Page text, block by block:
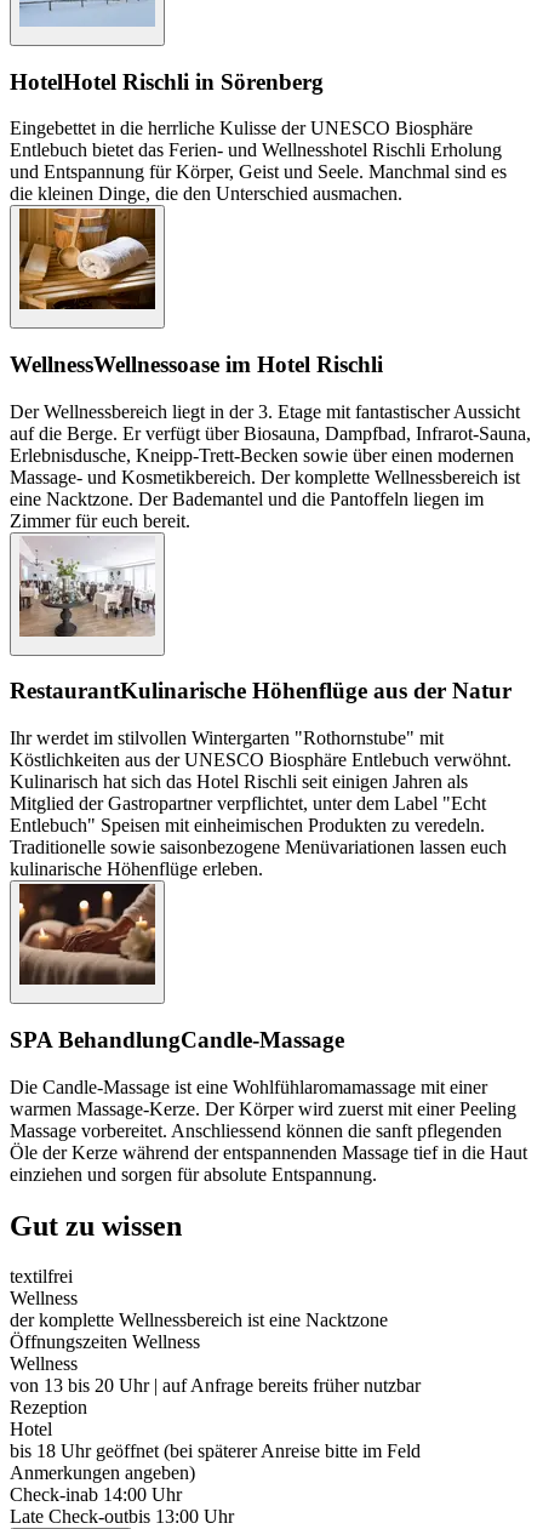
HotelHotel Rischli in Sörenberg
Eingebettet in die herrliche Kulisse der UNESCO Biosphäre
Entlebuch bietet das Ferien- und Wellnesshotel Rischli Erholung
und Entspannung für Körper, Geist und Seele. Manchmal sind es
die kleinen Dinge, die den Unterschied ausmachen.
WellnessWellnessoase im Hotel Rischli
Der Wellnessbereich liegt in der 3. Etage mit fantastischer Aussicht
auf die Berge. Er verfügt über Biosauna, Dampfbad, Infrarot-Sauna,
Erlebnisdusche, Kneipp-Trett-Becken sowie über einen modernen
Massage- und Kosmetikbereich. Der komplette Wellnessbereich ist
eine Nacktzone. Der Bademantel und die Pantoffeln liegen im
Zimmer für euch bereit.
RestaurantKulinarische Höhenflüge aus der Natur
Ihr werdet im stilvollen Wintergarten "Rothornstube" mit
Köstlichkeiten aus der UNESCO Biosphäre Entlebuch verwöhnt.
Kulinarisch hat sich das Hotel Rischli seit einigen Jahren als
Mitglied der Gastropartner verpflichtet, unter dem Label "Echt
Entlebuch" Speisen mit einheimischen Produkten zu veredeln.
Traditionelle sowie saisonbezogene Menüvariationen lassen euch
kulinarische Höhenflüge erleben.
SPA BehandlungCandle-Massage
Die Candle-Massage ist eine Wohlfühlaromamassage mit einer
warmen Massage-Kerze. Der Körper wird zuerst mit einer Peeling
Massage vorbereitet. Anschliessend können die sanft pflegenden
Öle der Kerze während der entspannenden Massage tief in die Haut
einziehen und sorgen für absolute Entspannung.
Gut zu wissen
textilfrei
Wellness
der komplette Wellnessbereich ist eine Nacktzone
Öffnungszeiten Wellness
Wellness
von 13 bis 20 Uhr | auf Anfrage bereits früher nutzbar
Rezeption
Hotel
bis 18 Uhr geöffnet (bei späterer Anreise bitte im Feld
Anmerkungen angeben)
Check-inab 14:00 Uhr
Late Check-outbis 13:00 Uhr